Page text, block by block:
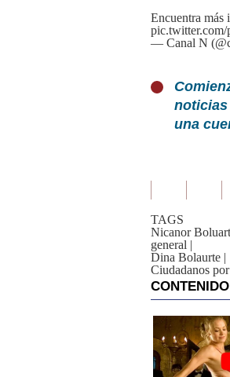
Encuentra
— Canal N
una
TAGS
Nicanor
general |
Dina Bolaurte |
Ciudadanos